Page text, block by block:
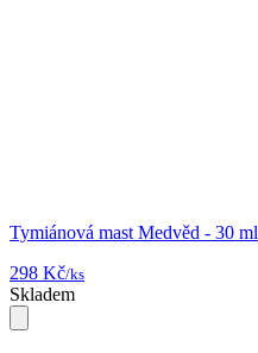
Tymiánová mast Medvěd - 30 ml
298 Kč/ks
Skladem